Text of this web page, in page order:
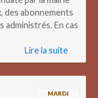
des abonnements
En cas
Lire la suite
MARDI